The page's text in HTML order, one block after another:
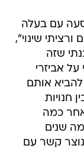
עם בעלה
שינוי",
שזה
אביזרי
אותם
חנויות
כמה
שנים
נוצר קשר עם